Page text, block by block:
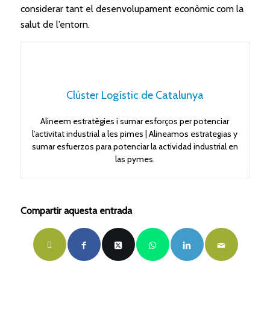
considerar tant el desenvolupament econòmic com la
salut de l’entorn.
Clúster Logístic de Catalunya
Alineem estratègies i sumar esforços per potenciar
l’activitat industrial a les pimes | Alineamos estrategias y
sumar esfuerzos para potenciar la actividad industrial en
las pymes.
Compartir aquesta entrada